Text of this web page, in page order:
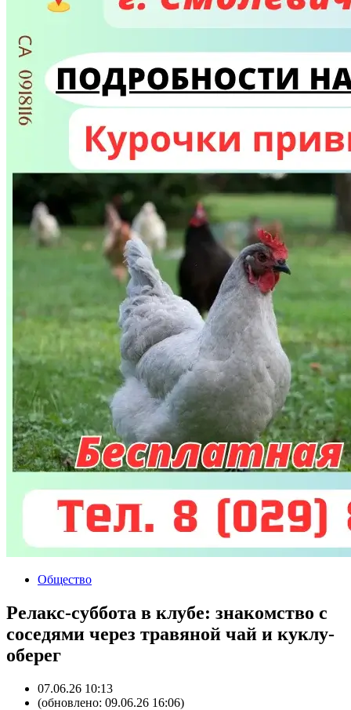
Общество
Релакс-суббота в клубе: знакомство с
соседями через травяной чай и куклу-
оберег
07.06.26 10:13
(обновлено: 09.06.26 16:06)